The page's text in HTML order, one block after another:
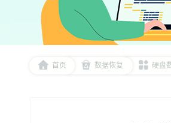
首页 数据恢复 硬盘